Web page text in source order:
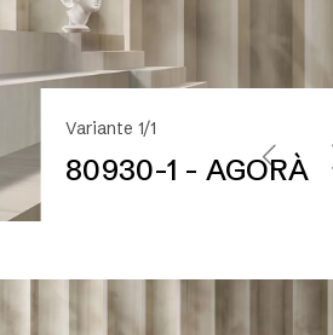
Variante 1/1
80930-1 - AGORÀ